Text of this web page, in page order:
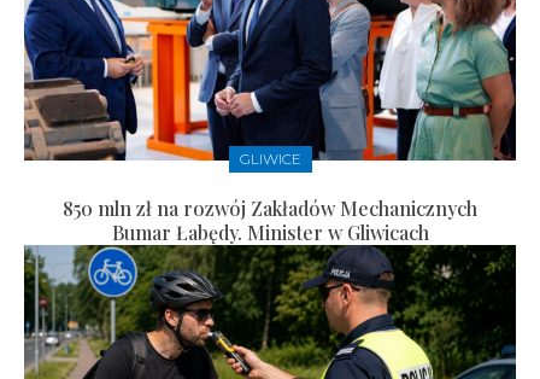
GLIWICE
850 mln zł na rozwój Zakładów Mechanicznych
Bumar Łabędy. Minister w Gliwicach